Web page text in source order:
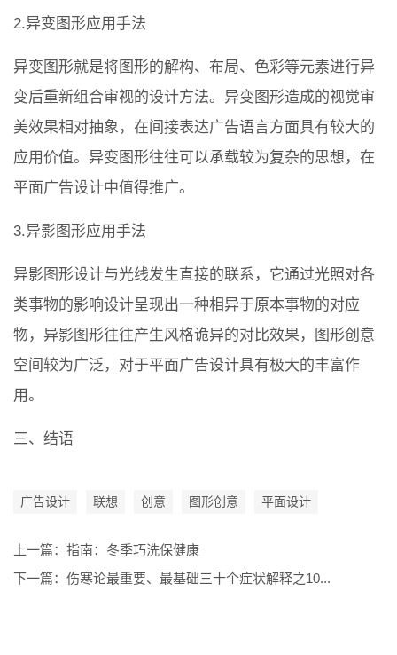
2.异变图形应用手法
异变图形就是将图形的解构、布局、色彩等元素进行异
变后重新组合审视的设计方法。异变图形造成的视觉审
美效果相对抽象，在间接表达广告语言方面具有较大的
应用价值。异变图形往往可以承载较为复杂的思想，在
平面广告设计中值得推广。
3.异影图形应用手法
异影图形设计与光线发生直接的联系，它通过光照对各
类事物的影响设计呈现出一种相异于原本事物的对应
物，异影图形往往产生风格诡异的对比效果，图形创意
空间较为广泛，对于平面广告设计具有极大的丰富作
用。
三、结语
广告设计 联想 创意 图形创意 平面设计
上一篇： 指南：冬季巧洗保健康
下一篇： 伤寒论最重要、最基础三十个症状解释之10...